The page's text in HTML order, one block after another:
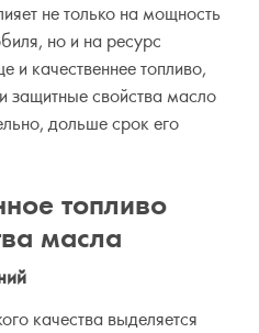
не только на мощность
но и на ресурс
качественнее топливо,
защитные свойства масло
дольше срок его
топливо
масла
качества выделяется